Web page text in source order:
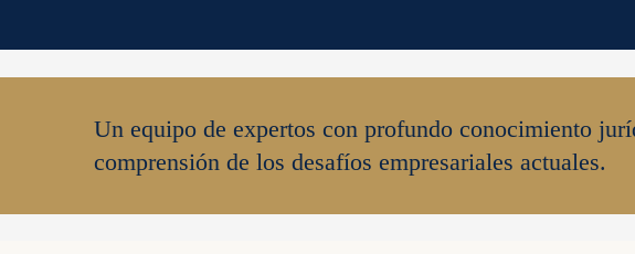
Un equipo de expertos con profundo conocimiento
comprensión de los desafíos empresariales actuales.